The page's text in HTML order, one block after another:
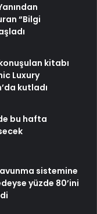
“Bilgi
kitabı
Luxury
kutladı
bu hafta
sistemine
yüzde 80’ini